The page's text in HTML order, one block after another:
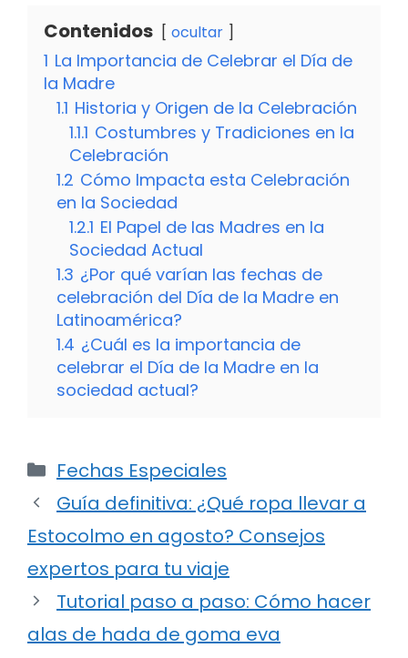
Contenidos ocultar
1 La Importancia de Celebrar el Día de
la Madre
1.1 Historia y Origen de la Celebración
1.1.1 Costumbres y Tradiciones en la
Celebración
1.2 Cómo Impacta esta Celebración
en la Sociedad
1.2.1 El Papel de las Madres en la
Sociedad Actual
1.3 ¿Por qué varían las fechas de
celebración del Día de la Madre en
Latinoamérica?
1.4 ¿Cuál es la importancia de
celebrar el Día de la Madre en la
sociedad actual?
Categorías
Fechas Especiales
Guía definitiva: ¿Qué ropa llevar a
Estocolmo en agosto? Consejos
expertos para tu viaje
Tutorial paso a paso: Cómo hacer
alas de hada de goma eva